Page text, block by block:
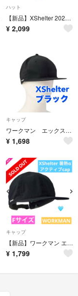
ハット
【新品】XShelter 2026年版 暑熱αハット コヨーテ UV対策
¥ 2,099
キャップ
ワークマン エックスシェルター 暑熱キャップ ブラック フリーサイズ
¥ 1,698
キャップ
【新品】ワークマン エックスシェルター 暑熱キャップ ブラック 帽子 黒 人気
¥ 1,799